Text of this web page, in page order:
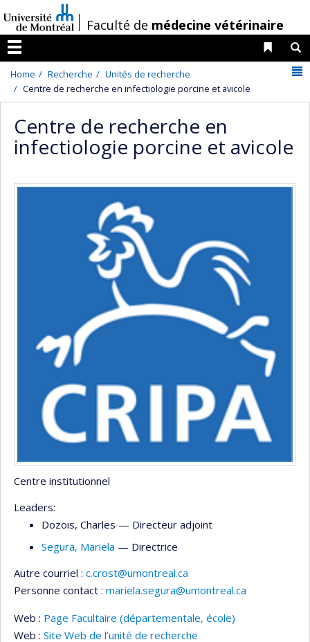
au
contenu
/Faculté de médecine vétérinaire
Menu
Liens
Home Recherche
Unités de recherche
Centre de recherche en infectiologie porcine et avicole
Centre de recherche en
infectiologie porcine et avicole
Centre institutionnel
Leaders:
Dozois, Charles — Directeur adjoint
Segura, Mariela — Directrice
Autre courriel : c.crost@umontreal.ca
Personne contact : mariela.segura@umontreal.ca
Web : Page Facultaire (départementale, école)
Web : Site Web de l’unité de recherche